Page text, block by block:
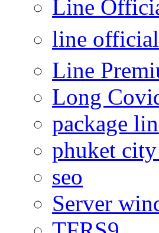
Line
line
Line
Long
package
phuket
seo
Server